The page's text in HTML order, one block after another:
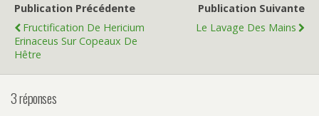
Publication Précédente
Fructification De Hericium
Erinaceus Sur Copeaux De
Hêtre
Publication Suivante
Le Lavage Des Mains
3 réponses